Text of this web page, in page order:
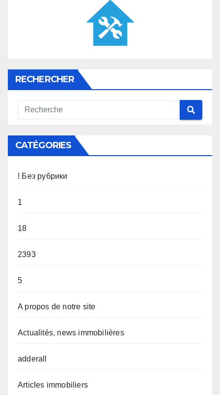
RECHERCHER
CATÉGORIES
! Без рубрики
1
18
2393
5
A propos de notre site
Actualités, news immobilières
adderall
Articles immobiliers